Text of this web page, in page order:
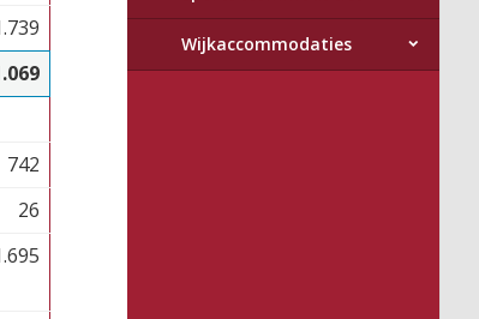
Wijkaccommodaties
742
26